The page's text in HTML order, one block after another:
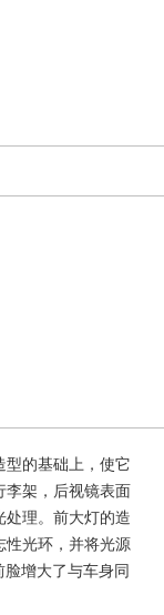
型的基础上，使它
李架，后视镜表面
处理。前大灯的造
性光环，并将光源
增大了与车身同